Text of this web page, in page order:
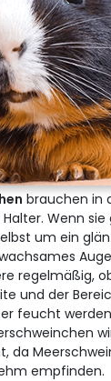
brauchen in
Wenn sie
um ein
regelmäßig,
und der
feucht
da
empfinden.